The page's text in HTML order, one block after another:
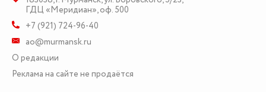
ГДЦ «Меридиан», оф. 500
+7 (921) 724-96-40
ao@murmansk.ru
О редакции
Реклама на сайте не продаётся